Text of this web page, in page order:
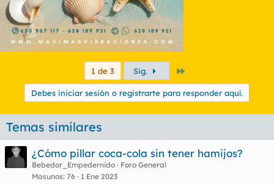
1 de 3 Sig.
Debes iniciar sesión o registrarte para responder aquí.
Temas similares
¿Cómo pillar coca-cola sin tener hamijos?
Bebedor_Empedernido
Foro General
Masunos 76 1 Ene 2023